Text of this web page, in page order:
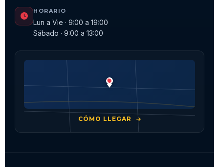
HORARIO
Lun a Vie · 9:00 a 19:00
Sábado · 9:00 a 13:00
CÓMO LLEGAR